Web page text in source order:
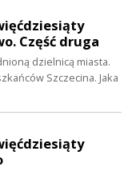
Część druga
dzielnicą miasta.
Szczecina. Jaka